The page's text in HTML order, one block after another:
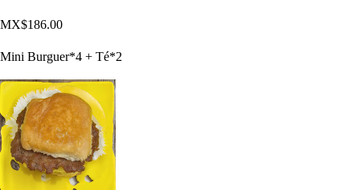
MX$186.00
Mini Burguer*4 + Té*2